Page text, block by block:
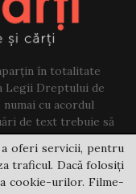
în totalitate
Legii Dreptului de
cu acordul
de text trebuie să
blog.
oferi servicii, pentru
traficul. Dacă folosiți
cookie-urilor. Filme-